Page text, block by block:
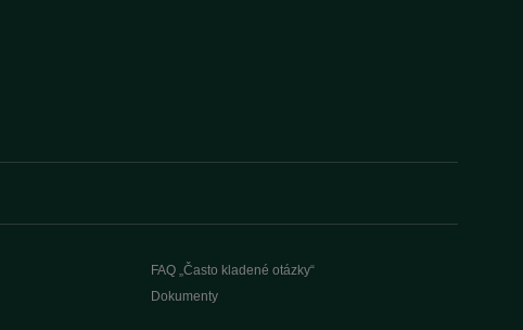
FAQ „Často kladené otázky“
Dokumenty